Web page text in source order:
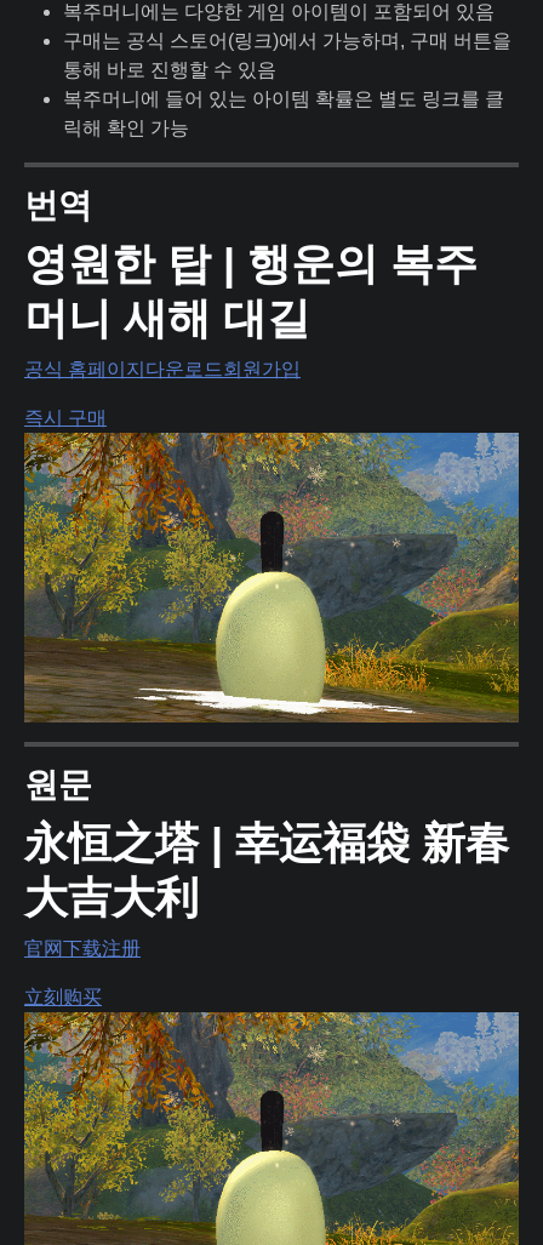
복주머니에는 다양한 게임 아이템이 포함되어 있음
구매는 공식 스토어(링크)에서 가능하며, 구매 버튼을
통해 바로 진행할 수 있음
복주머니에 들어 있는 아이템 확률은 별도 링크를 클
릭해 확인 가능
번역
영원한 탑 | 행운의 복주
머니 새해 대길
공식 홈페이지 다운로드회원가입
즉시 구매
원문
永恒之塔 | 幸运福袋 新春
大吉大利
官网下载注册
立刻购买